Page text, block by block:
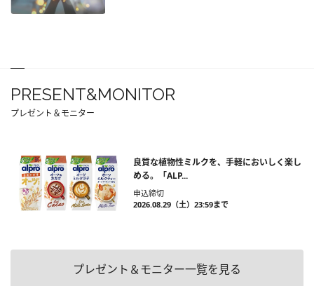
PRESENT&MONITOR
プレゼント＆モニター
良質な植物性ミルクを、手軽においしく楽し
める。「ALP...
申込締切
2026.08.29（土）23:59まで
プレゼント＆モニター一覧を見る